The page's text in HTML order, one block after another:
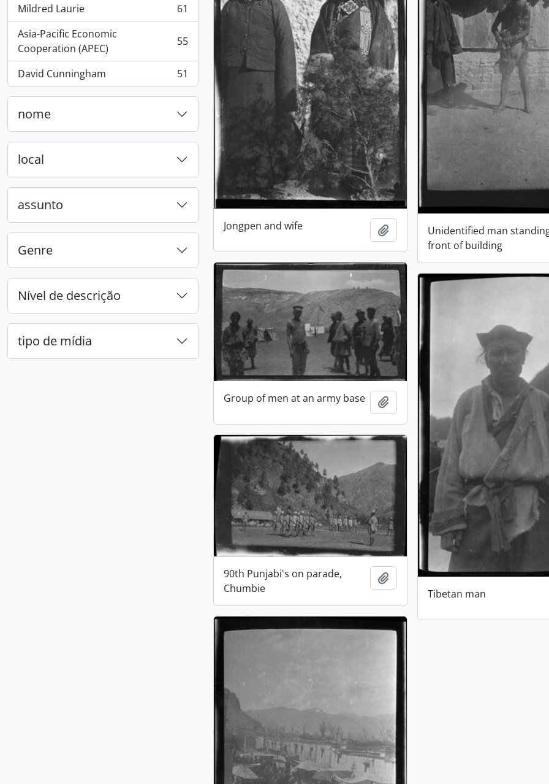
Mildred Laurie
, 61 resultados
61
Asia-Pacific Economic
Cooperation (APEC)
, 55 resultados 55
David Cunningham
, 51 resultados 51
nome
local
assunto
Genre
Nível de descrição
tipo de mídia
Unidentified man
front of building
Jongpen and wife Adicionar à área de transferência
Group of men at an army base Adicionar à área de transferência
Tibetan man
90th Punjabi's on parade,
Chumbie
Adicionar à área de transferência